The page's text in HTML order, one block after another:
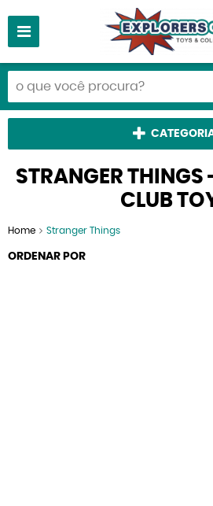
STRANGER THINGS
CLUB
Home Stranger Things
ORDENAR POR